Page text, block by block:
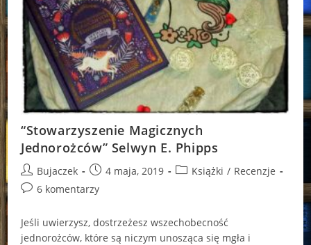
“Stowarzyszenie Magicznych
Jednorożców” Selwyn E. Phipps
Post
author:
Bujaczek
Post
published:
4 maja, 2019
PostKsiążki / Recenzje
Post6 komentarzy
Jeśli uwierzysz, dostrzeżesz wszechobecność
jednorożców, które są niczym unosząca się mgła i